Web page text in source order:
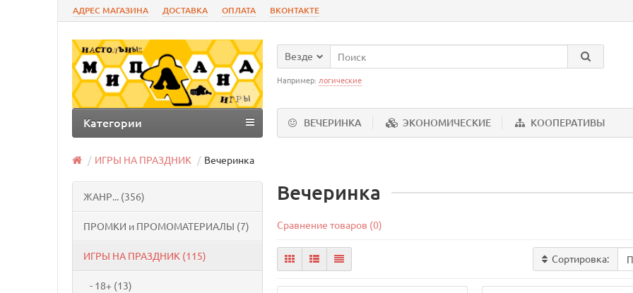
АДРЕС МАГАЗИНА ДОСТАВКА ОПЛАТА ВКОНТАКТЕ
Везде
Например: логические
ВЕЧЕРИНКА ЭКОНОМИЧЕСКИЕ КООПЕРАТИВЫ
Категории
ИГРЫ НА ПРАЗДНИК Вечеринка
ЖАНР... (356)
ПРОМКИ и ПРОМОМАТЕРИАЛЫ (7)
ИГРЫ НА ПРАЗДНИК (115)
- 18+ (13)
Вечеринка
Сравнение товаров (0)
Сортировка: